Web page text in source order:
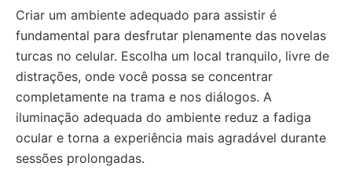
Criar um ambiente adequado para assistir é
fundamental para desfrutar plenamente das novelas
turcas no celular. Escolha um local tranquilo, livre de
distrações, onde você possa se concentrar
completamente na trama e nos diálogos. A
iluminação adequada do ambiente reduz a fadiga
ocular e torna a experiência mais agradável durante
sessões prolongadas.